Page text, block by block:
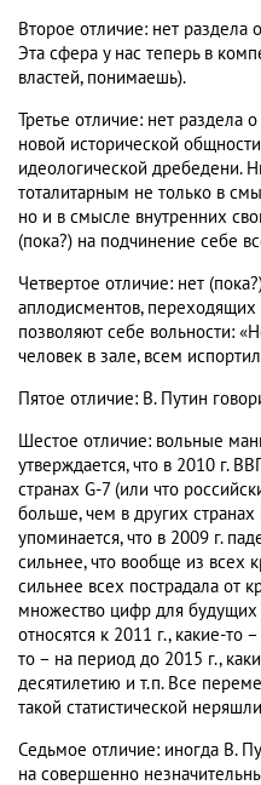
Второе отличие: нет
Эта сфера у нас теперь в
властей, понимаешь).
Третье отличие: нет раздела
новой исторической
идеологической дребедени.
тоталитарным не только в
но и в смысле внутренних
(пока?) на подчинение себе
Четвертое отличие: нет
аплодисментов,
позволяют себе вольности:
человек в зале, всем
Пятое отличие: В. Путин
Шестое отличие: вольные
утверждается, что в 2010 г.
странах G-7 (или что
больше, чем в других странах
упоминается, что в 2009 г.
сильнее, что вообще из всех
сильнее всех пострадала от
множество цифр для будущих
относятся к 2011 г., какие-
то – на период до 2015 г.,
десятилетию и т.п. Все
такой статистической
Седьмое отличие: иногда В.
на совершенно